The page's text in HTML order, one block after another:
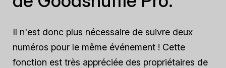
Il n'est donc plus nécessaire de suivre deux
numéros pour le même événement ! Cette
fonction est très appréciée des propriétaires de